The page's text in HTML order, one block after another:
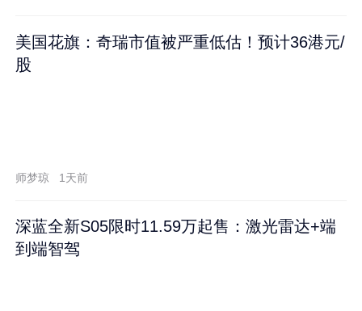
美国花旗：奇瑞市值被严重低估！预计36港元/
股
师梦琼 1天前
深蓝全新S05限时11.59万起售：激光雷达+端
到端智驾